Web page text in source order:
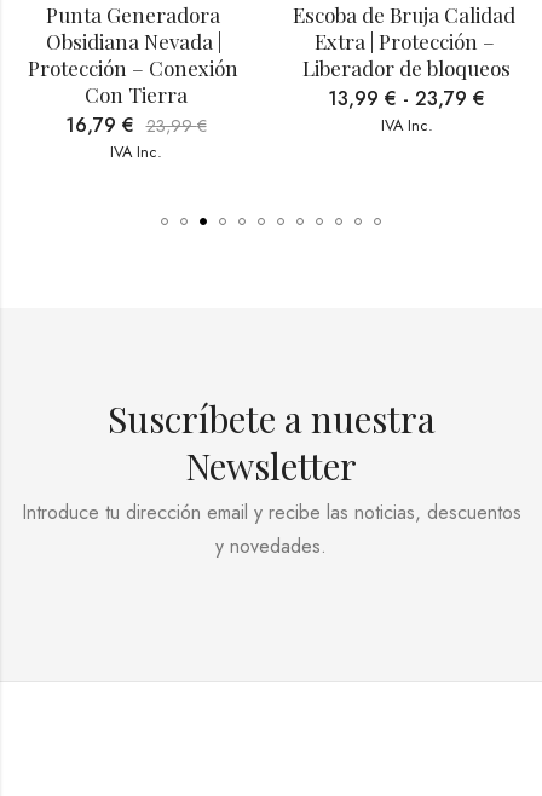
Punta Generadora
Obsidiana Nevada |
Protección – Conexión
Con Tierra
16,79 € 23,99€
IVA Inc.
Escoba de Bruja Calidad
Extra | Protección –
Liberador de bloqueos
13,99 € - 23,79 €
IVA Inc.
Suscríbete a nuestra
Newsletter
Introduce tu dirección email y recibe las noticias, descuentos
y novedades.